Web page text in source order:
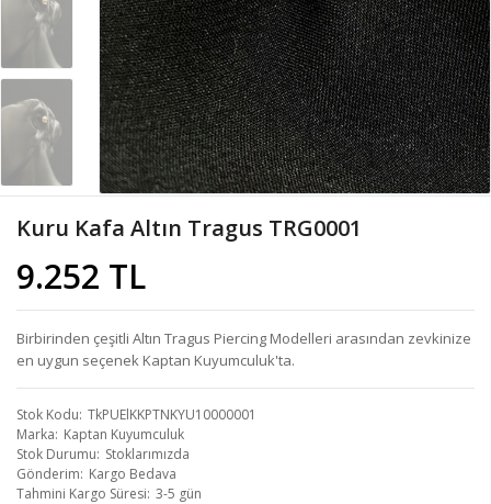
Kuru Kafa Altın Tragus TRG0001
9.252 TL
Birbirinden çeşitli Altın Tragus Piercing Modelleri arasından zevkinize
en uygun seçenek Kaptan Kuyumculuk'ta.
Stok Kodu TkPUElKKPTNKYU10000001
Marka Kaptan Kuyumculuk
Stok Durumu Stoklarımızda
Gönderim Kargo Bedava
Tahmini Kargo Süresi 3-5 gün